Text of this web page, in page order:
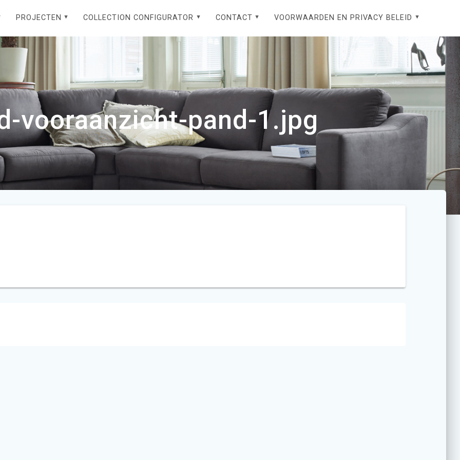
PROJECTEN COLLECTION CONFIGURATOR CONTACT VOORWAARDEN EN PRIVACY BELEID
vooraanzicht-pand-1.jpg